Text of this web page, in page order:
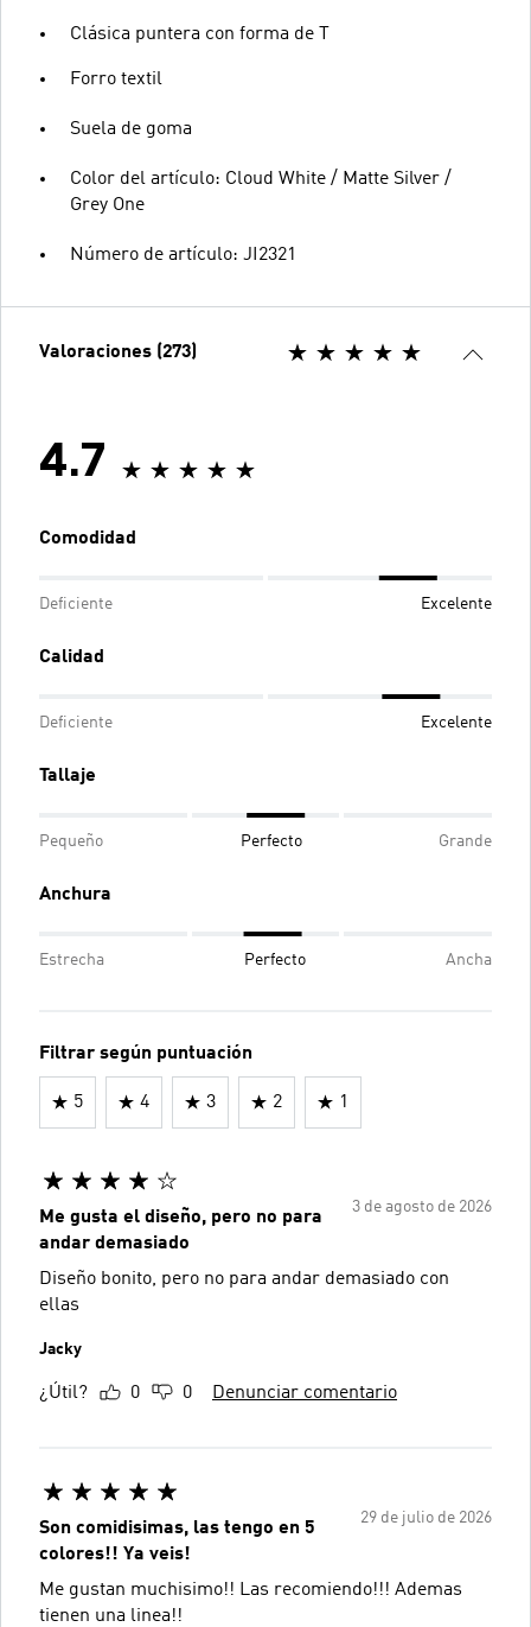
Clásica puntera con forma de T
Forro textil
Suela de goma
Color del artículo: Cloud White / Matte Silver /
Grey One
Número de artículo: JI2321
Valoraciones (273)
4.7
Comodidad
Deficiente Excelente
Calidad
Deficiente Excelente
Tallaje
Pequeño Perfecto Grande
Anchura
Estrecha Perfecto Ancha
Filtrar según puntuación
5 4 3 2 1
3 de agosto de 2026
Me gusta el diseño, pero no para
andar demasiado
Diseño bonito, pero no para andar demasiado con
ellas
Jacky
¿Útil? 0 0 Denunciar comentario
29 de julio de 2026
Son comidisimas, las tengo en 5
colores!! Ya veis!
Me gustan muchisimo!! Las recomiendo!!! Ademas
tienen una linea!!